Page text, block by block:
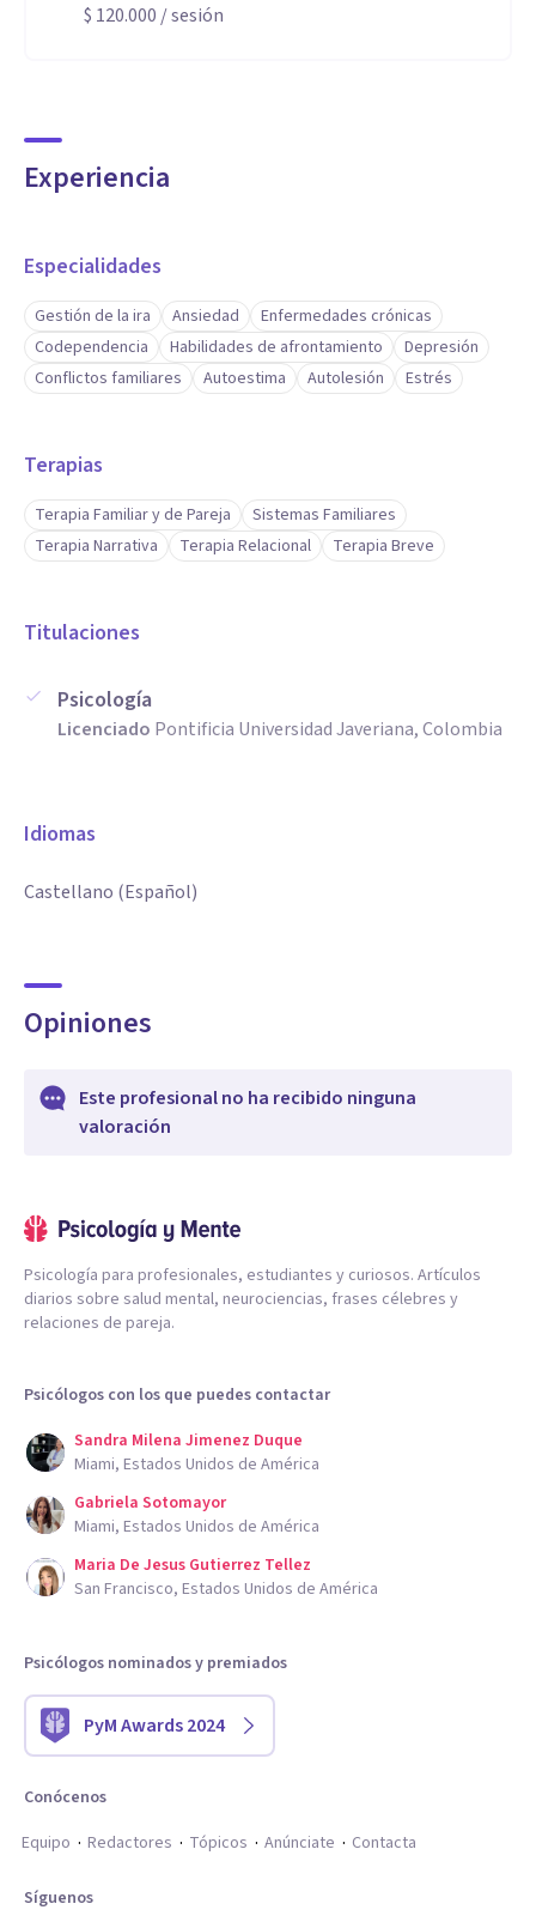
$ 120.000 / sesión
Experiencia
Especialidades
Gestión de la ira Ansiedad
Enfermedades crónicas
Codependencia
Habilidades de afrontamiento
Depresión
Conflictos familiares
Autoestima Autolesión Estrés
Terapias
Terapia Familiar y de Pareja
Sistemas Familiares
Terapia Narrativa
Terapia Relacional Terapia Breve
Titulaciones
Psicología
Licenciado Pontificia Universidad Javeriana, Colombia
Idiomas
Castellano (Español)
Opiniones
Este profesional no ha recibido ninguna
valoración
Psicología para profesionales, estudiantes y curiosos. Artículos
diarios sobre salud mental, neurociencias, frases célebres y
relaciones de pareja.
Psicólogos con los que puedes contactar
Sandra Milena Jimenez Duque
Miami, Estados Unidos de América
Gabriela Sotomayor
Miami, Estados Unidos de América
Maria De Jesus Gutierrez Tellez
San Francisco, Estados Unidos de América
Psicólogos nominados y premiados
PyM Awards 2024
Conócenos
Equipo
Redactores Tópicos Anúnciate Contacta
Síguenos